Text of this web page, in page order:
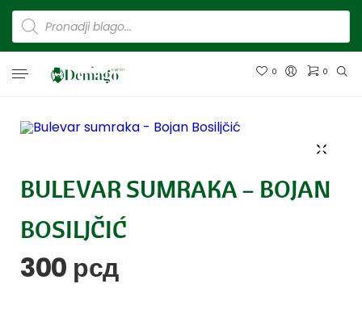
0 0
BULEVAR SUMRAKA – BOJAN
BOSILJČIĆ
300 рсд